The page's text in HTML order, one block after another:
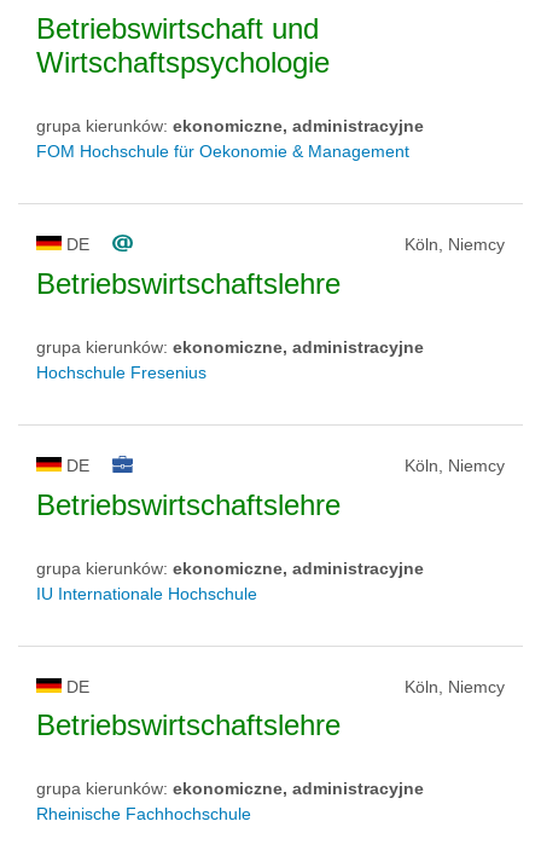
Betriebswirtschaft und
Wirtschaftspsychologie
grupa kierunków: ekonomiczne, administracyjne
FOM Hochschule für Oekonomie & Management
DE Köln, Niemcy
Betriebswirtschaftslehre
grupa kierunków: ekonomiczne, administracyjne
Hochschule Fresenius
DE Köln, Niemcy
Betriebswirtschaftslehre
grupa kierunków: ekonomiczne, administracyjne
IU Internationale Hochschule
DE Köln, Niemcy
Betriebswirtschaftslehre
grupa kierunków: ekonomiczne, administracyjne
Rheinische Fachhochschule